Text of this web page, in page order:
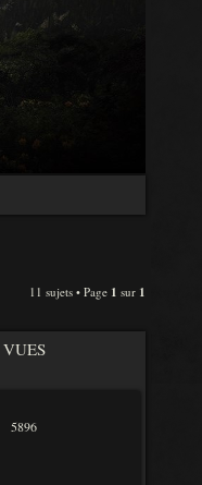
11 sujets • Page 1 sur 1
VUES
5896